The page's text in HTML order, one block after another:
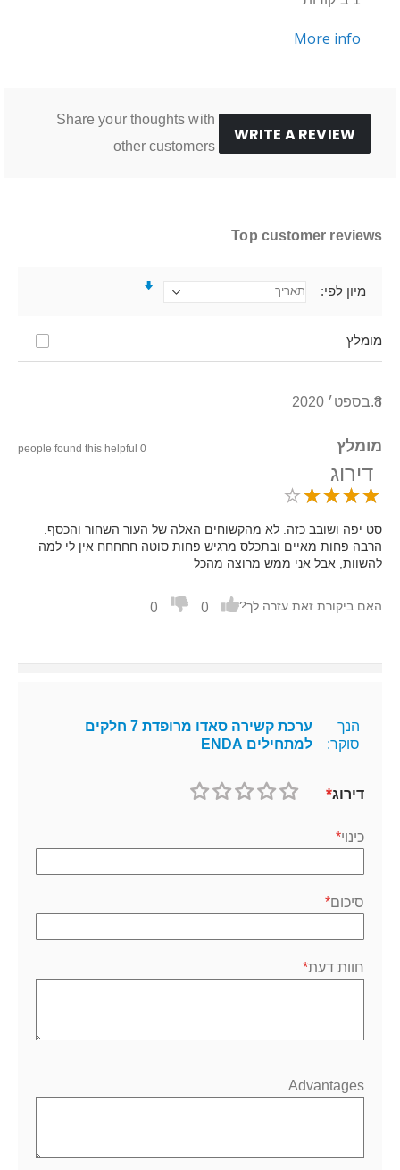
More info
WRITE A REVIEW
Share your thoughts with
other customers
Top customer reviews
מומלץ
מיון לפי
ד.
8 בספט׳ 2020
מומלץ 0 people found this helpful
דירוג
סט יפה ושובב כזה. לא מהקשוחים האלה של העור השחור והכסף.
הרבה פחות מאיים ובתכלס מרגיש פחות סוטה חחחחח אין לי למה
להשוות, אבל אני ממש מרוצה מהכל
האם ביקורת זאת עזרה לך? 0
0
הנך
סוקר:
ערכת קשירה סאדו מרופדת 7 חלקים
למתחילים ENDA
דירוג
כינוי
סיכום
חוות דעת
Advantages